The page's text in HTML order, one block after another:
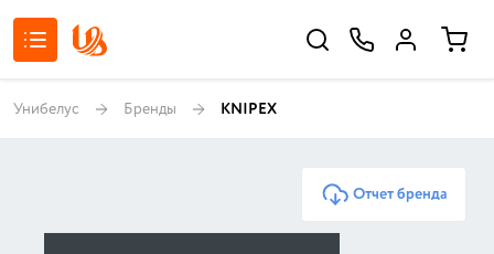
Унибелус Бренды KNIPEX
Отчет бренда